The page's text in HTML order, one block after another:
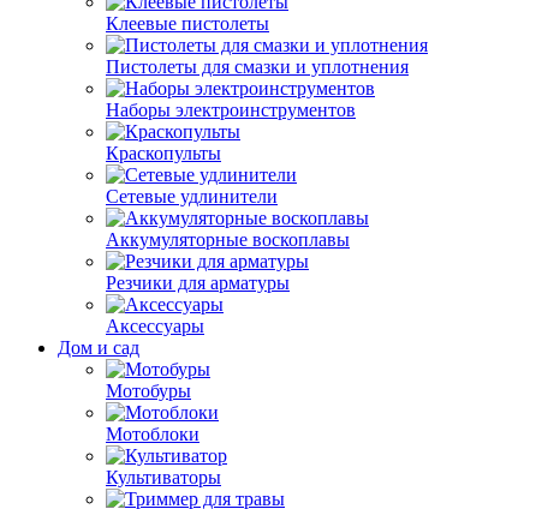
Клеевые пистолеты
Пистолеты для смазки и уплотнения
Наборы электроинструментов
Краскопульты
Сетевые удлинители
Аккумуляторные воскоплавы
Резчики для арматуры
Аксессуары
Дом и сад
Мотобуры
Мотоблоки
Культиваторы